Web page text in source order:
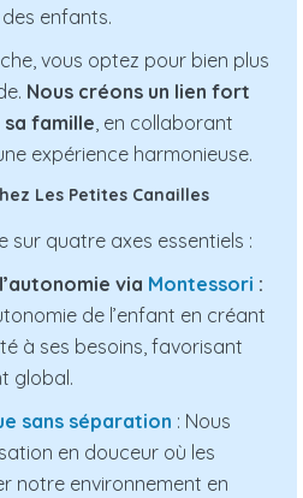
enfants.
vous optez pour bien plus
Nous créons un lien fort
famille, en collaborant
expérience harmonieuse.
Les Petites Canailles
quatre axes essentiels :
via Montessori :
de l’enfant en créant
à ses besoins, favorisant
global.
sans séparation : Nous
en douceur où les
notre environnement en